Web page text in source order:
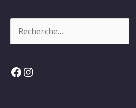
Facebook
Instagram